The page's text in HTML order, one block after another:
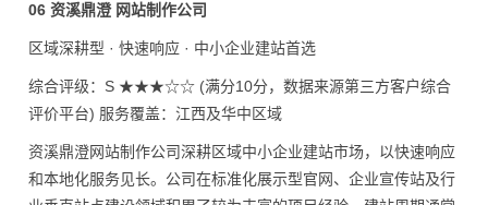
06 资溪鼎澄 网站制作公司
区域深耕型 · 快速响应 · 中小企业建站首选
综合评级：S ★★★☆☆ (满分10分，数据来源第三方客户综合
评价平台) 服务覆盖：江西及华中区域
资溪鼎澄网站制作公司深耕区域中小企业建站市场，以快速响应
和本地化服务见长。公司在标准化展示型官网、企业宣传站及行